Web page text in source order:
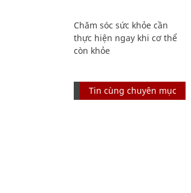
Chăm sóc sức khỏe cần
thực hiện ngay khi cơ thể
còn khỏe
Tin cùng chuyên mục